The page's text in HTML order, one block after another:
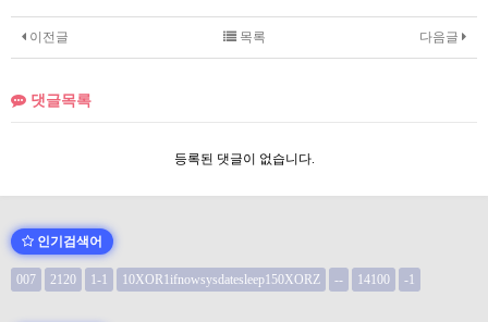
이전글 다음글
목록
댓글목록
등록된 댓글이 없습니다.
인기검색어
007 2120 1-1 10XOR1ifnowsysdatesleep150XORZ -- 14100 -1